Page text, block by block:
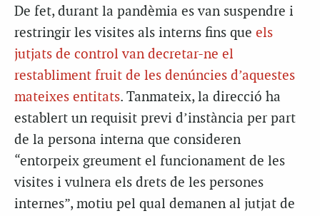
De fet, durant la pandèmia es van suspendre i
restringir les visites als interns fins que els
jutjats de control van decretar-ne el
restabliment fruit de les denúncies d’aquestes
mateixes entitats. Tanmateix, la direcció ha
establert un requisit previ d’instància per part
de la persona interna que consideren
“entorpeix greument el funcionament de les
visites i vulnera els drets de les persones
internes”, motiu pel qual demanen al jutjat de